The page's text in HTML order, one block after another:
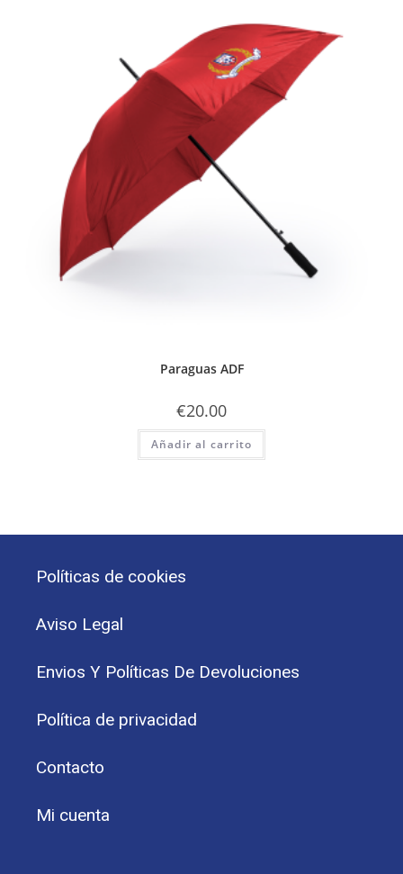
Paraguas ADF
€20.00
Añadir al carrito
Políticas de cookies
Aviso Legal
Envios Y Políticas De Devoluciones
Política de privacidad
Contacto
Mi cuenta